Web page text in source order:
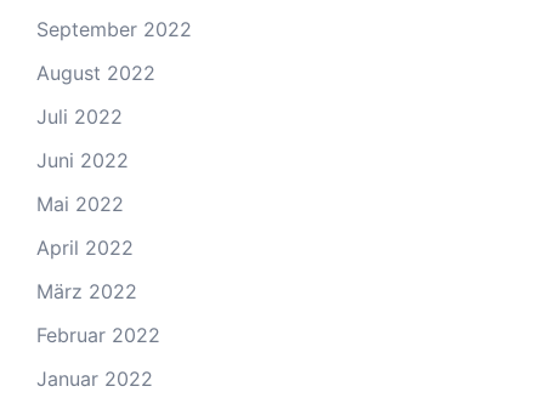
September 2022
August 2022
Juli 2022
Juni 2022
Mai 2022
April 2022
März 2022
Februar 2022
Januar 2022